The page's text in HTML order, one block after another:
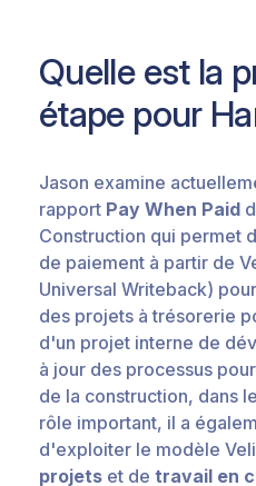
Quelle est la
étape pour
Jason examine
rapport Pay When Paid
Construction qui permet
de paiement à partir de
Universal Writeback)
des projets à trésorerie
d'un projet interne de
à jour des processus
de la construction, dans
rôle important, il a
d'exploiter le modèle
projets et de travail en